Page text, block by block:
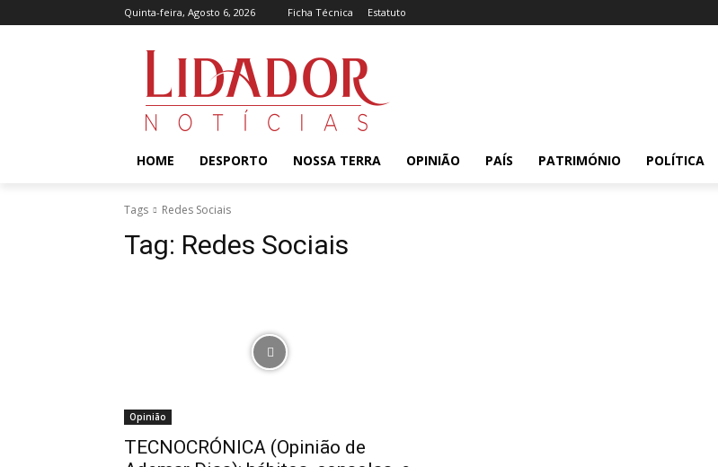
Quinta-feira, Agosto 6, 2026 Ficha Técnica Estatuto
HOME DESPORTO NOSSA TERRA OPINIÃO PAÍS PATRIMÓNIO POLÍTICA
Tags Redes Sociais
Tag: Redes Sociais
Opinião
TECNOCRÓNICA (Opinião de